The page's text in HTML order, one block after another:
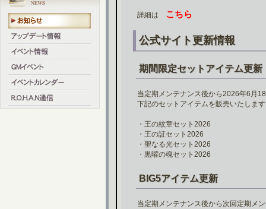
詳細は こちら
公式サイト更新情報
期間限定セットアイテム更新
当定期メンテナンス後から2026年6月
下記のセットアイテムを販売いたしま
・王の紋章セット2026
・王の証セット2026
・聖なる光セット2026
・黒曜の魂セット2026
BIG5アイテム更新
当定期メンテナンス後から次回定期メ